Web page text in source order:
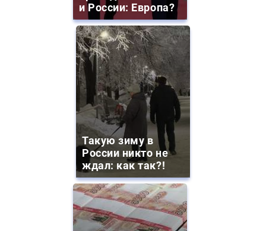
и России: Европа?
Такую зиму в
России никто не
ждал: как так?!